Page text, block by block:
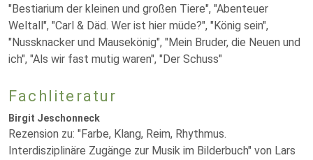
"Bestiarium der kleinen und großen Tiere", "Abenteuer
Weltall", "Carl & Däd. Wer ist hier müde?", "König sein",
"Nussknacker und Mausekönig", "Mein Bruder, die Neuen und
ich", "Als wir fast mutig waren", "Der Schuss"
Fachliteratur
Birgit Jeschonneck
Rezension zu: "Farbe, Klang, Reim, Rhythmus.
Interdisziplinäre Zugänge zur Musik im Bilderbuch" von Lars